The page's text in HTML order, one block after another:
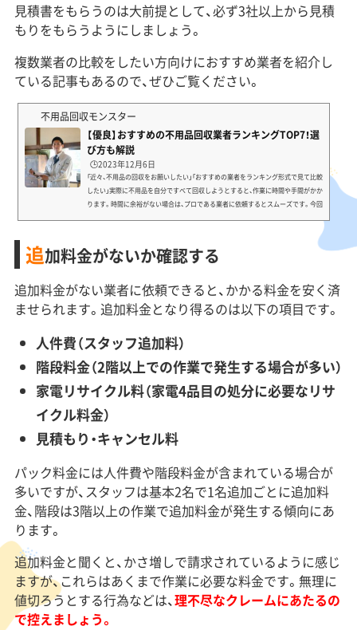
見積書をもらうのは大前提として、必ず3社以上から見積
もりをもらうようにしましょう。
複数業者の比較をしたい方向けにおすすめ業者を紹介し
ている記事もあるので、ぜひご覧ください。
不用品回収モンスター
【優良】おすすめの不用品回収業者ランキングTOP7！選
び方も解説
🕒️2023年12月6日
「近々、不用品の回収をお願いしたい」「おすすめの業者をランキング形式で見て比較
したい」実際に不用品を自分ですべて回収しようとすると、作業に時間や手間がかか
ります。時間に余裕がない場合は、プロである業者に依頼するとスムーズです。今回
業者の選び方 不用品回収業者に関するFAQ「引っ越しや大掃除の手間をなるべく減
らしたい」「優良で信頼性のある業者を選び...
追加料金がないか確認する
追加料金がない業者に依頼できると、かかる料金を安く済
ませられます。追加料金となり得るのは以下の項目です。
人件費（スタッフ追加料）
階段料金（2階以上での作業で発生する場合が多い）
家電リサイクル料（家電4品目の処分に必要なリサ
イクル料金）
見積もり・キャンセル料
パック料金には人件費や階段料金が含まれている場合が
多いですが、スタッフは基本2名で1名追加ごとに追加料
金、階段は3階以上の作業で追加料金が発生する傾向にあ
ります。
追加料金と聞くと、かさ増しで請求されているように感じ
ますが、これらはあくまで作業に必要な料金です。無理に
値切ろうとする行為などは、理不尽なクレームにあたるの
で控えましょう。